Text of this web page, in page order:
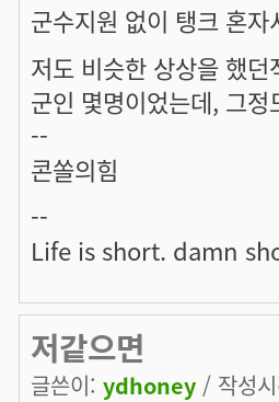
군수지원 없이 탱크 혼
저도 비슷한 상상을 했
군인 몇명이었는데, 그
--
콘쏠의힘
--
Life is short. damn
저같으면
글쓴이: ydhoney / 작성